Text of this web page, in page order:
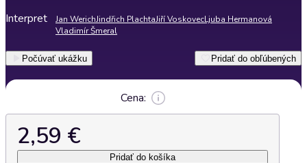
Interpret Jan WerichJindřich PlachtaJiří VoskovecLjuba Hermanová
Vladimír Šmeral
Počúvať ukážku Pridať do obľúbených
Cena:
2,59 €
Pridať do košíka